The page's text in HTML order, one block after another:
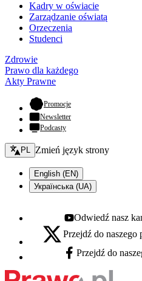
Kadry w oświacie
Zarządzanie oświatą
Orzeczenia
Studenci
Zdrowie
Prawo dla każdego
Akty Prawne
Promocje- otwiera się w nowej
Newsletter
Podcasty
Zmień język - bieżący:
PL Zmień język strony
English (EN)
Українська (UA)
Youtube - otwiera się w
Odwiedź nasz
X - otwiera się w nowej karcie
Przejdź do
Facebook - otwiera się w
Przejdź do